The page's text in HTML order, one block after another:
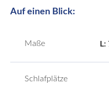
Auf einen Blick:
Maße
Schlafplätze